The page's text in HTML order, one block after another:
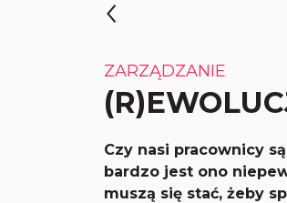
ZARZĄDZANIE
Czy nasi pracownicy
bardzo jest ono
muszą się stać, żeby